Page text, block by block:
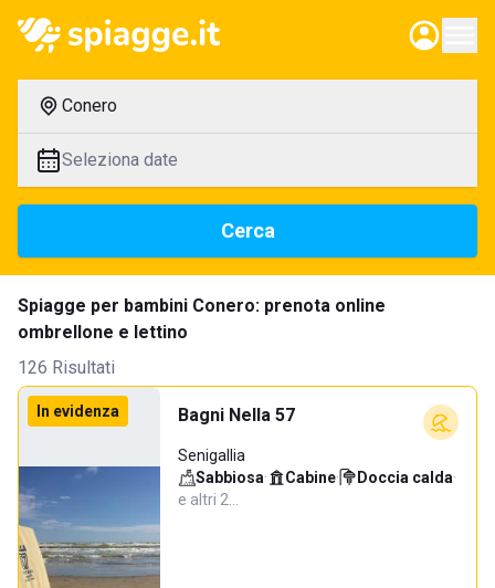
Conero
Seleziona date
Cerca
Spiagge per bambini Conero: prenota online
ombrellone e lettino
126 Risultati
In evidenza Bagni Nella 57
Senigallia
Sabbiosa· Cabine· Doccia calda·
e altri 2…